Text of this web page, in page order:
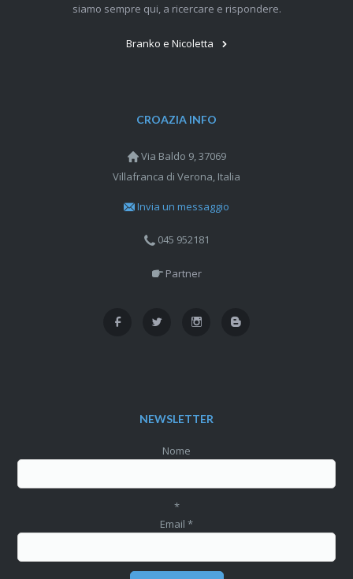
siamo sempre qui, a ricercare e rispondere.
Branko e Nicoletta
CROAZIA INFO
Via Baldo 9, 37069
Villafranca di Verona, Italia
Invia un messaggio
045 952181
Partner
NEWSLETTER
Nome
*
Email *